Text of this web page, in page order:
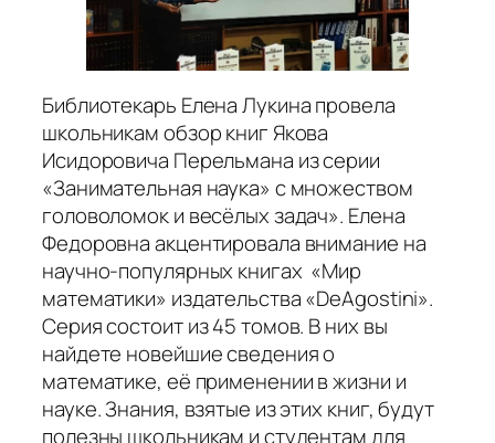
Библиотекарь Елена Лукина провела
школьникам обзор книг Якова
Исидоровича Перельмана из серии
«Занимательная наука» с множеством
головоломок и весёлых задач». Елена
Федоровна акцентировала внимание на
научно-популярных книгах «Мир
математики» издательства «DeAgostini».
Серия состоит из 45 томов. В них вы
найдете новейшие сведения о
математике, её применении в жизни и
науке. Знания, взятые из этих книг, будут
полезны школьникам и студентам для